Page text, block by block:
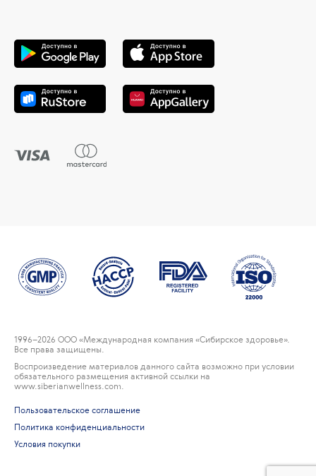
1996–2026 ООО «Международная компания «Сибирское здоровье».
Все права защищены.
Воспроизведение материалов данного сайта возможно при условии
обязательного размещения активной ссылки на
www.siberianwellness.com.
Пользовательское соглашение
Политика конфиденциальности
Условия покупки